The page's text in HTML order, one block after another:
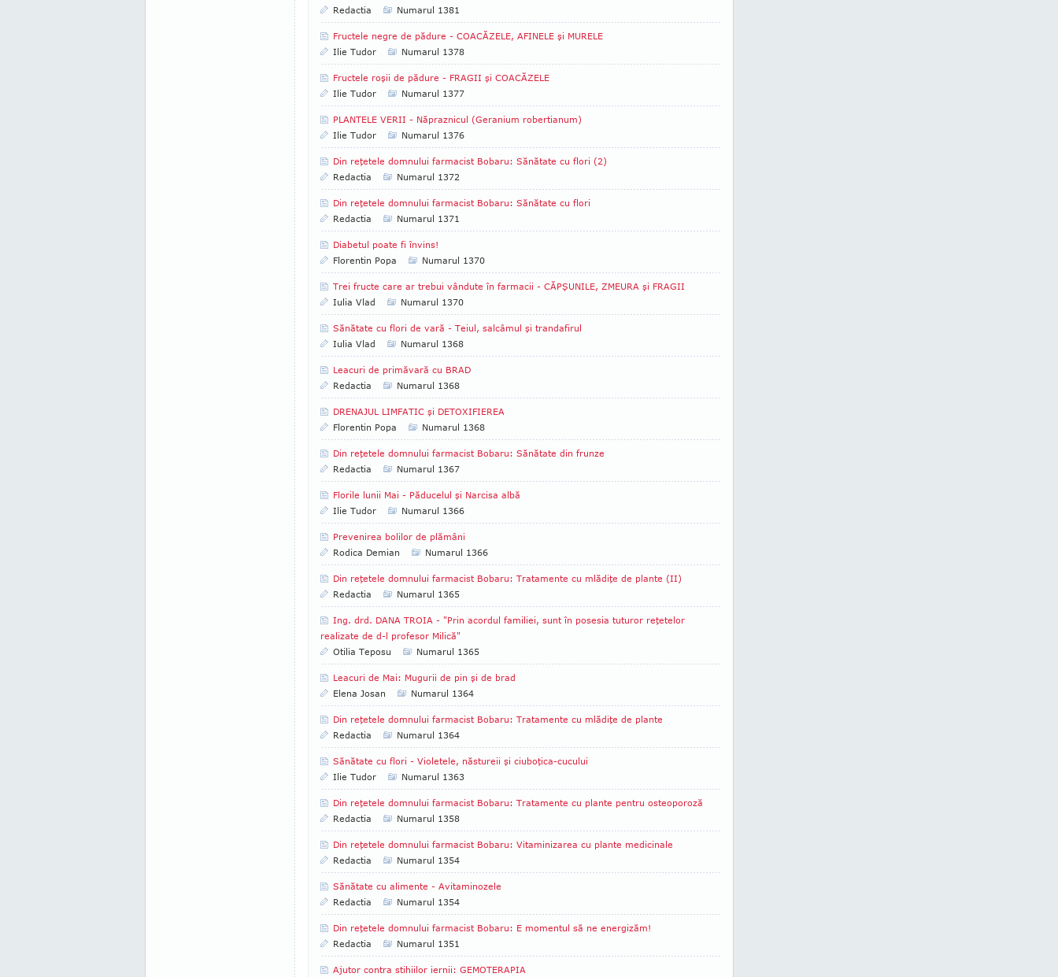
Redactia
Numarul 1381
Fructele negre de pădure - COACĂZELE, AFINELE şi MURELE
Ilie Tudor
Numarul 1378
Fructele roşii de pădure - FRAGII şi COACĂZELE
Ilie Tudor
Numarul 1377
PLANTELE VERII - Năpraznicul (Geranium ro­ber­tianum)
Ilie Tudor
Numarul 1376
Din reţetele domnului farmacist Bobaru: Sănătate cu flori (2)
Redactia
Numarul 1372
Din reţetele domnului farmacist Bobaru: Sănătate cu flori
Redactia
Numarul 1371
Diabetul poate fi învins!
Florentin Popa
Numarul 1370
Trei fructe care ar trebui vândute în farmacii - CĂPŞUNILE, ZMEURA şi FRAGII
Iulia Vlad
Numarul 1370
Sănătate cu flori de vară - Teiul, salcâmul şi trandafirul
Iulia Vlad
Numarul 1368
Leacuri de primăvară cu BRAD
Redactia
Numarul 1368
DRENAJUL LIMFATIC şi DETOXIFIEREA
Florentin Popa
Numarul 1368
Din reţetele domnului farmacist Bobaru: Sănătate din frunze
Redactia
Numarul 1367
Florile lunii Mai - Păducelul şi Narcisa albă
Ilie Tudor
Numarul 1366
Prevenirea bolilor de plămâni
Rodica Demian
Numarul 1366
Din reţetele domnului farmacist Bobaru: Tratamente cu mlădiţe de plante (II)
Redactia
Numarul 1365
Ing. drd. DANA TROIA - "Prin acordul familiei, sunt în posesia tuturor reţetelor
realizate de d-l profesor Milică"
Otilia Teposu
Numarul 1365
Leacuri de Mai: Mugurii de pin şi de brad
Elena Josan
Numarul 1364
Din reţetele domnului farmacist Bobaru: Tratamente cu mlădiţe de plante
Redactia
Numarul 1364
Sănătate cu flori - Violetele, năstureii şi ciuboţica-cucului
Ilie Tudor
Numarul 1363
Din reţetele domnului farmacist Bobaru: Tratamente cu plante pentru osteoporoză
Redactia
Numarul 1358
Din reţetele domnului farmacist Bobaru: Vitaminizarea cu plante medicinale
Redactia
Numarul 1354
Sănătate cu alimente - Avitaminozele
Redactia
Numarul 1354
Din reţetele domnului farmacist Bobaru: E momentul să ne energizăm!
Redactia
Numarul 1351
Ajutor contra stihiilor iernii: GEMOTERAPIA